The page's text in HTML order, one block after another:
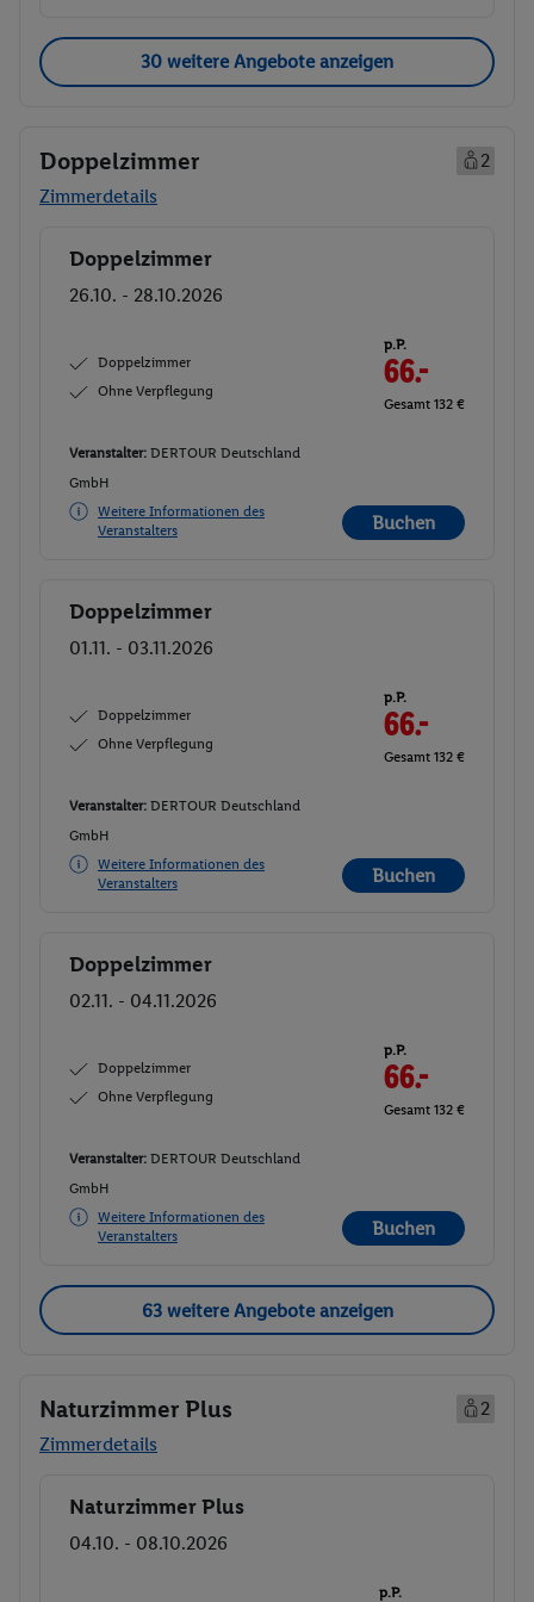
30 weitere Angebote anzeigen
Doppelzimmer
2
Zimmerdetails
Buchen
Doppelzimmer
26.10. - 28.10.2026
Doppelzimmer
Ohne Verpflegung
p.P.
66.-
Gesamt 132 €
Veranstalter: DERTOUR Deutschland
GmbH
Weitere Informationen des
Veranstalters
Buchen
Buchen
Doppelzimmer
01.11. - 03.11.2026
Doppelzimmer
Ohne Verpflegung
p.P.
66.-
Gesamt 132 €
Veranstalter: DERTOUR Deutschland
GmbH
Weitere Informationen des
Veranstalters
Buchen
Buchen
Doppelzimmer
02.11. - 04.11.2026
Doppelzimmer
Ohne Verpflegung
p.P.
66.-
Gesamt 132 €
Veranstalter: DERTOUR Deutschland
GmbH
Weitere Informationen des
Veranstalters
Buchen
63 weitere Angebote anzeigen
Naturzimmer Plus
2
Zimmerdetails
Buchen
Naturzimmer Plus
04.10. - 08.10.2026
p.P.